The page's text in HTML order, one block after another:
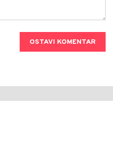
OSTAVI KOMENTAR